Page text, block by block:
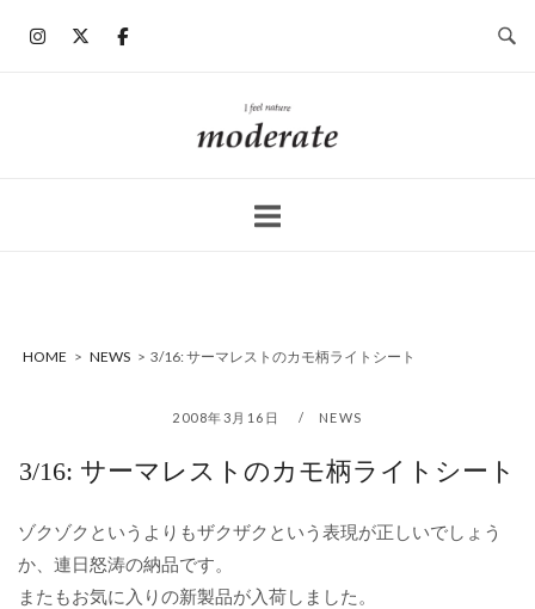
ホ
ー
HOME > NEWS > 3/16: サーマレストのカモ柄ライトシート
2008年3月16日 NEWS
3/16: サーマレストのカモ柄ライトシート
ゾクゾクというよりもザクザクという表現が正しいでしょう
か、連日怒涛の納品です。
またもお気に入りの新製品が入荷しました。